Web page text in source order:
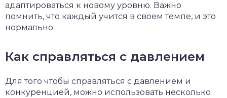
адаптироваться к новому уровню. Важно
помнить, что каждый учится в своем темпе, и это
нормально.
Как справляться с давлением
Для того чтобы справляться с давлением и
конкуренцией, можно использовать несколько